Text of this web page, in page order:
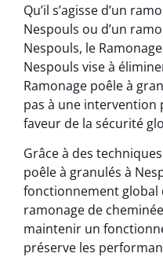
Qu’il s’agisse d’un
Nespouls ou d’un
Nespouls, le
Nespouls vise à
Ramonage poêle à
pas à une intervention
faveur de la sécurité
Grâce à des
poêle à granulés à
fonctionnement global
ramonage de
maintenir un
préserve les